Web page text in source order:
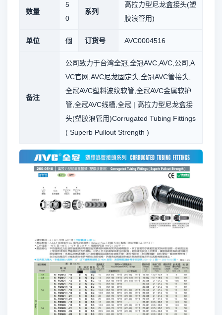
数量
5
0
系列
高拉力型尼龙盒接头(塑
胶浪管用)
单位 個 订货号 AVC0004516
备注
公司致力于台湾全冠,全冠AVC,AVC,公司,A
VC官网,AVC尼龙固定头,全冠AVC管接头,
全冠AVC塑料波纹软管,全冠AVC金属软护
管,全冠AVC线槽,全冠 | 高拉力型尼龙盒接
头(塑胶浪管用)Corrugated Tubing Fittings
( Superb Pullout Strength )